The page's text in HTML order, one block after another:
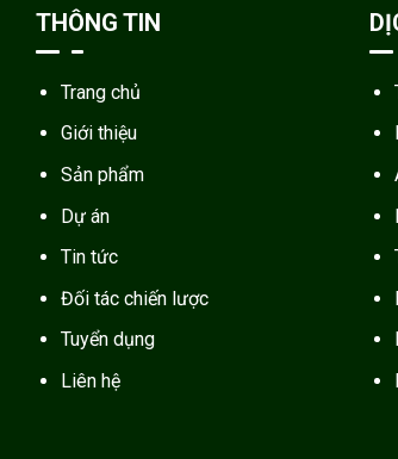
THÔNG TIN
Trang chủ
Giới thiệu
Sản phẩm
Dự án
Tin tức
Đối tác chiến lược
Tuyển dụng
Liên hệ